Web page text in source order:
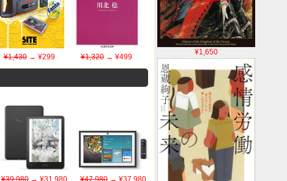
¥1,650
¥1,430 → ¥299 ¥1,320→ ¥499
¥39,980→ ¥31,980 ¥47,980→ ¥37,980